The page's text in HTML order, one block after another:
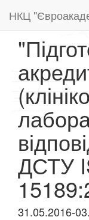
НКЦ
ДСТУ
31.05.2016-